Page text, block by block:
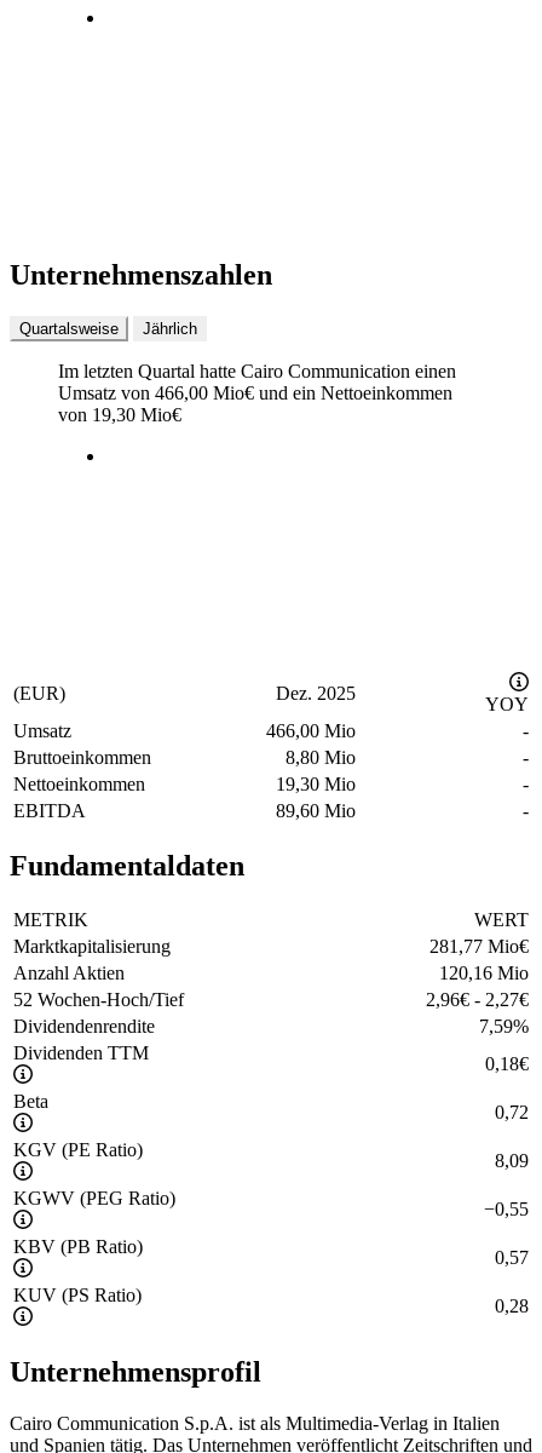
Unternehmenszahlen
Quartalsweise Jährlich
Im letzten Quartal hatte Cairo Communication einen
Umsatz von 466,00 Mio€ und ein Nettoeinkommen
von 19,30 Mio€
(EUR) Dez. 2025
YOY
Umsatz
466,00 Mio
-
Bruttoeinkommen
8,80 Mio
-
Nettoeinkommen
19,30 Mio
-
EBITDA
89,60 Mio -
Fundamentaldaten
METRIK
WERT
Marktkapitalisierung
281,77 Mio€
Anzahl Aktien
120,16 Mio
52 Wochen-Hoch/Tief
2,96€ - 2,27€
Dividendenrendite
7,59%
Dividenden TTM
0,18€
Beta
0,72
KGV (PE Ratio)
8,09
KGWV (PEG Ratio)
−0,55
KBV (PB Ratio)
0,57
KUV (PS Ratio)
0,28
Unternehmensprofil
Cairo Communication S.p.A. ist als Multimedia-Verlag in Italien
und Spanien tätig. Das Unternehmen veröffentlicht Zeitschriften und